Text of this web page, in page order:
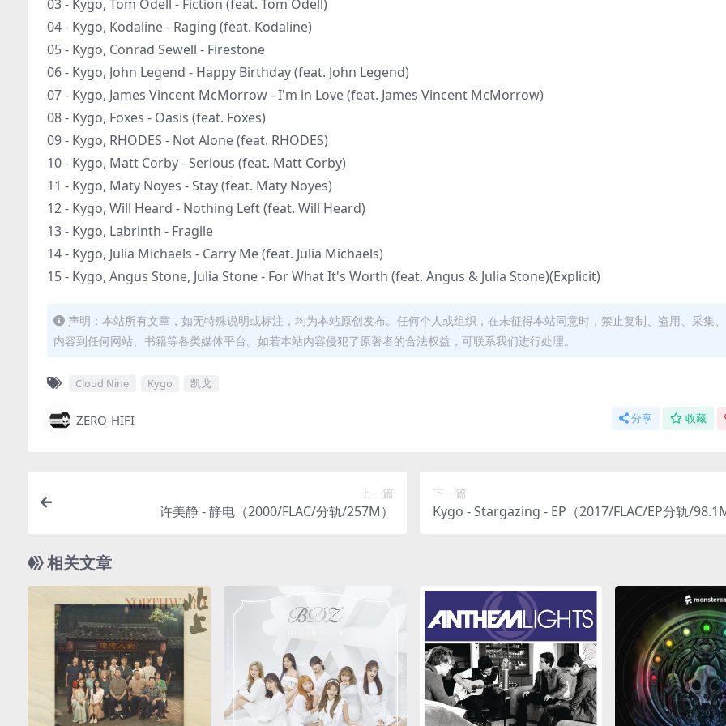
03 - Kygo, Tom Odell - Fiction (feat. Tom Odell)
04 - Kygo, Kodaline - Raging (feat. Kodaline)
05 - Kygo, Conrad Sewell - Firestone
06 - Kygo, John Legend - Happy Birthday (feat. John Legend)
07 - Kygo, James Vincent McMorrow - I'm in Love (feat. James Vincent McMorrow)
08 - Kygo, Foxes - Oasis (feat. Foxes)
09 - Kygo, RHODES - Not Alone (feat. RHODES)
10 - Kygo, Matt Corby - Serious (feat. Matt Corby)
11 - Kygo, Maty Noyes - Stay (feat. Maty Noyes)
12 - Kygo, Will Heard - Nothing Left (feat. Will Heard)
13 - Kygo, Labrinth - Fragile
14 - Kygo, Julia Michaels - Carry Me (feat. Julia Michaels)
15 - Kygo, Angus Stone, Julia Stone - For What It's Worth (feat. Angus & Julia Stone)(Explicit)
声明：本站所有文章，如无特殊说明或标注，均为本站原创发布。任何个人或组织，在未征得本站同意时，禁止复制、盗用、采集
内容到任何网站、书籍等各类媒体平台。如若本站内容侵犯了原著者的合法权益，可联系我们进行处理。
Cloud Nine Kygo 凯戈
ZERO-HIFI 分享 收藏
上一篇
许美静 - 静电（2000/FLAC/分轨/257M）
下一篇
Kygo - Stargazing - EP（2017/FLAC/EP分轨/
相关文章